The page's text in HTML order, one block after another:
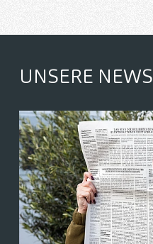
UNSERE NEWS